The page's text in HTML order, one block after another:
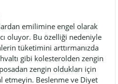
emilimine engel olarak
oluyor. Bu özelliği nedeniyle
tüketimini arttırmanızda
gibi kolesterolden zengin
zengin oldukları için
etmeyin. Beslenme ve Diyet